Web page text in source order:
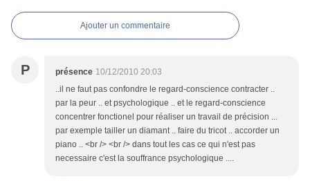
Ajouter un commentaire
P présence 10/12/2010 20:03
..il ne faut pas confondre le regard-conscience contracter ..
par la peur .. et psychologique .. et le regard-conscience
concentrer fonctionel pour réaliser un travail de précision ...
par exemple tailler un diamant .. faire du tricot .. accorder un
piano .. <br /> <br /> dans tout les cas ce qui n'est pas
necessaire c'est la souffrance psychologique ....